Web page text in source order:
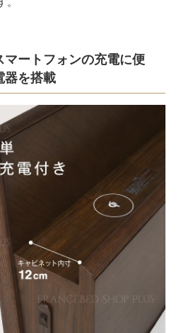
マートフォンの充電に便
器を搭載